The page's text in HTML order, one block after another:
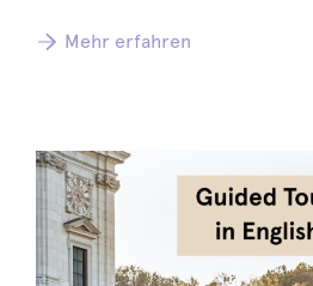
Mehr erfahren